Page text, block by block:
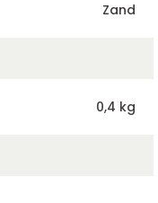
Zand
0,4 kg